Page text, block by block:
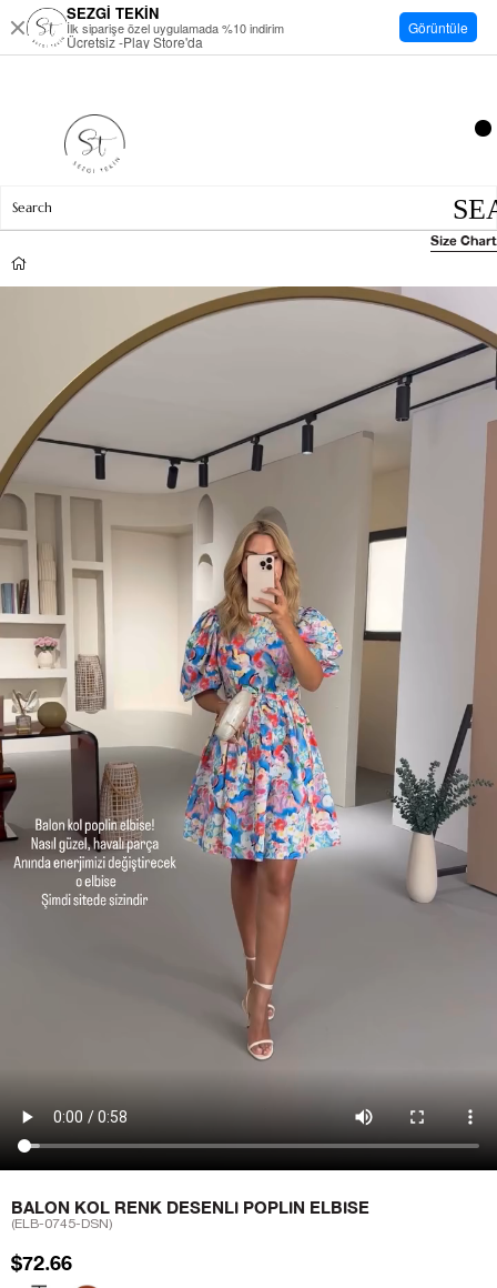
BALON KOL RENK DESENLI POPLIN ELBISE
(ELB-0745-DSN)
$72.66
Size Chart
SEZGİ TEKİN
İlk siparişe özel uygulamada %10 indirim
Ücretsiz -Play Store'da
Görüntüle